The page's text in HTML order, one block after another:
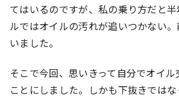
てはいるのですが、私の乗り方だと
ルではオイルの汚れが追いつかない
いました。
そこで今回、思いきって自分でオイ
ことにしました。しかも下抜きでは